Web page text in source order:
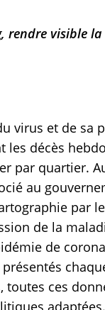
rendre visible
virus et de sa
les décès
par quartier.
au
par
de la
de
toutes ces
adaptées.